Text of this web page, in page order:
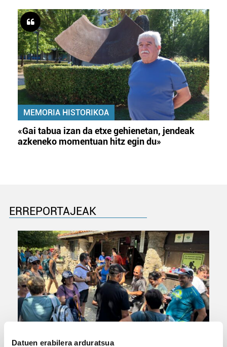
Datuen erabilera arduratsua
MEMORIA HISTORIKOA
«Gai tabua izan da etxe gehienetan, jendeak
azkeneko momentuan hitz egin du»
ERREPORTAJEAK